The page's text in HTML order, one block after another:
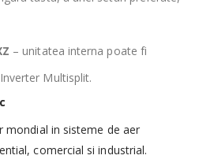
– unitatea interna poate fi
Multisplit.
mondial in sisteme de aer
comercial si industrial.